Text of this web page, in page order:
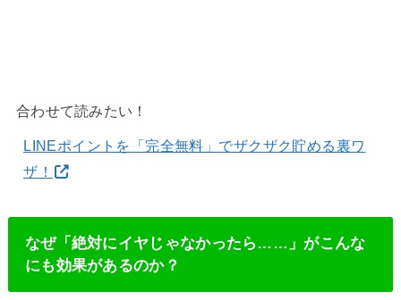
合わせて読みたい！
LINEポイントを「完全無料」でザクザク貯める裏ワ
ザ！
なぜ「絶対にイヤじゃなかったら……」がこんな
にも効果があるのか？